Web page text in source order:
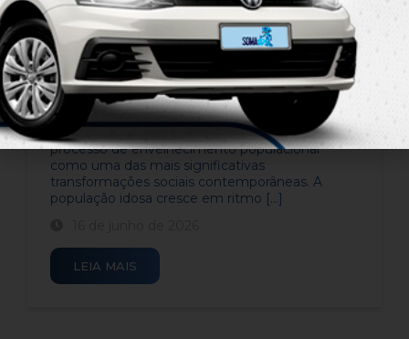
LBV abre 120 vagas para
atendimento à pessoa idosa
em Campinas
Diagnósticos socioterritoriais apontam o
processo de envelhecimento populacional
como uma das mais significativas
transformações sociais contemporâneas. A
população idosa cresce em ritmo [...]
LEIA MAIS